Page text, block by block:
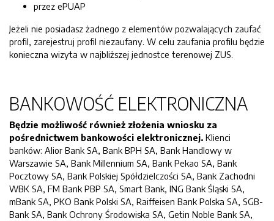
przez ePUAP
Jeżeli nie posiadasz żadnego z elementów pozwalających zaufać
profil, zarejestruj profil niezaufany. W celu zaufania profilu będzie
konieczna wizyta w najbliższej jednostce terenowej ZUS.
BANKOWOŚĆ ELEKTRONICZNA
Będzie możliwość również złożenia wniosku za
pośrednictwem bankowości elektronicznej. Klienci
banków: Alior Bank SA, Bank BPH SA, Bank Handlowy w
Warszawie SA, Bank Millennium SA, Bank Pekao SA, Bank
Pocztowy SA, Bank Polskiej Spółdzielczości SA, Bank Zachodni
WBK SA, FM Bank PBP SA, Smart Bank, ING Bank Śląski SA,
mBank SA, PKO Bank Polski SA, Raiffeisen Bank Polska SA, SGB-
Bank SA, Bank Ochrony Środowiska SA, Getin Noble Bank SA,